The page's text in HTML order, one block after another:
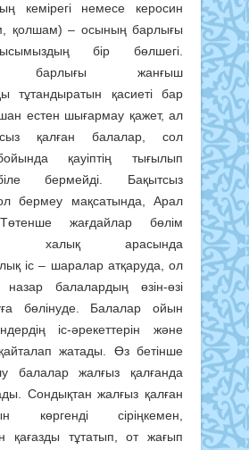
кемірегі немесе керосин
қолшам) – осының барлығы
бір бөлшегі.
барлығы жанғыш
тұтандыратын қасиеті бар
естен шығармау қажет, ал
қалған балалар, сол
қауіптің тығылып
бермейді. Бақытсыз
бермеу мақсатында, Арал
жағдайлар бөлім
халық арасында
іс – шаралар атқаруда, ол
балалардың өзін-өзі
бөлінуде. Балалар ойын
іс-әрекеттерін және
жатады. Өз бетінше
балалар жалғыз қалғанда
Сондықтан жалғыз қалған
көргенді сіріңкемен,
қағазды тұтатып, от жағып